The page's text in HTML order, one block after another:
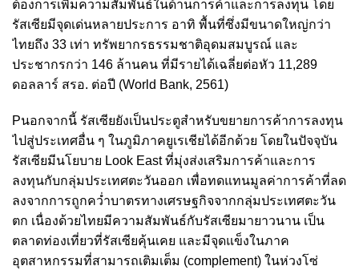
ต้องการเพิ่มความสัมพันธ์ในด้านการค้าและการลงทุน โดย
รัสเซียมีจุดเด่นหลายประการ อาทิ พื้นที่ซึ่งมีขนาดใหญ่กว่า
ไทยถึง 33 เท่า ทรัพยากรธรรมชาติอุดมสมบูรณ์ และ
ประชากรกว่า 146 ล้านคน ที่มีรายได้เฉลี่ยต่อหัว 11,289
ดอลลาร์ สรอ. ต่อปี (World Bank, 2561)
Pนอกจากนี้ รัสเซียยังเป็นประตูสำหรับขยายการค้าการลงทุน
ไปสู่ประเทศอื่น ๆ ในภูมิภาคยูเรเชียได้อีกด้วย โดยในปัจจุบัน
รัสเซียมีนโยบาย Look East ที่มุ่งส่งเสริมการค้าและการ
ลงทุนกับกลุ่มประเทศตะวันออก เพื่อทดแทนมูลค่าการค้าที่ลด
ลงจากการถูกคว่ำบาตรทางเศรษฐกิจจากกลุ่มประเทศตะวัน
ตก เนื่องด้วยไทยมีความสัมพันธ์กับรัสเซียมายาวนาน เป็น
ตลาดท่องเที่ยวที่รัสเซียคุ้นเคย และมีจุดแข็งในภาค
อุตสาหกรรมที่สามารถเติมเต็ม (complement) ในห่วงโซ่